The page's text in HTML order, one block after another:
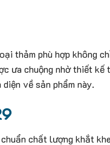
thảm phù hợp không
ưa chuộng nhờ thiết
về sản phẩm này.
chất lượng khắt